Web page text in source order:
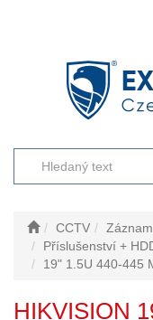
CCTV
Příslušenství +
19" 1.5U 440-445
HIKVISION